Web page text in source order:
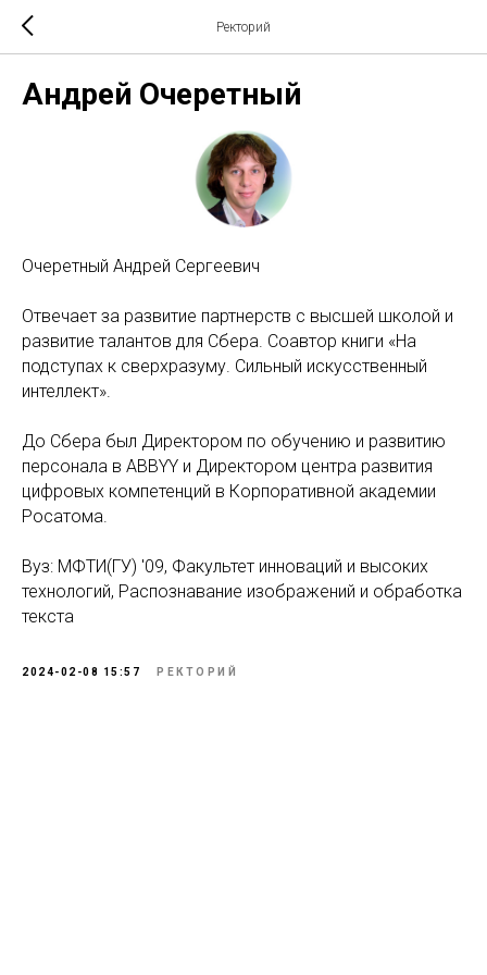
Ректорий
Андрей Очеретный
Очеретный Андрей Сергеевич
Отвечает за развитие партнерств с высшей школой и
развитие талантов для Сбера. Соавтор книги «На
подступах к сверхразуму. Сильный искусственный
интеллект».
До Сбера был Директором по обучению и развитию
персонала в ABBYY и Директором центра развития
цифровых компетенций в Корпоративной академии
Росатома.
Вуз: МФТИ(ГУ) '09, Факультет инноваций и высоких
технологий, Распознавание изображений и обработка
текста
2024-02-08 15:57 РЕКТОРИЙ